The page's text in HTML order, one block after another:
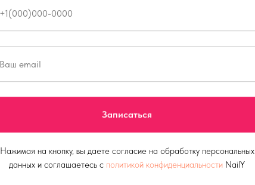
Записаться
Нажимая на кнопку, вы даете согласие на обработку персональных
данных и соглашаетесь c политикой конфиденциальности NailY